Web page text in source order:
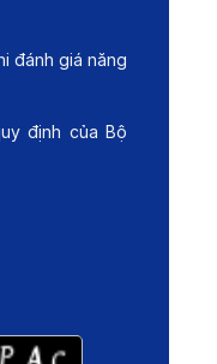
đánh giá năng
định của Bộ